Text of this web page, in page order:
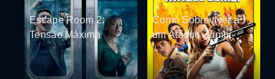
Escape Room 2:
Tensão Máxima
Como Sobreviver a
um Ataque Zumbi